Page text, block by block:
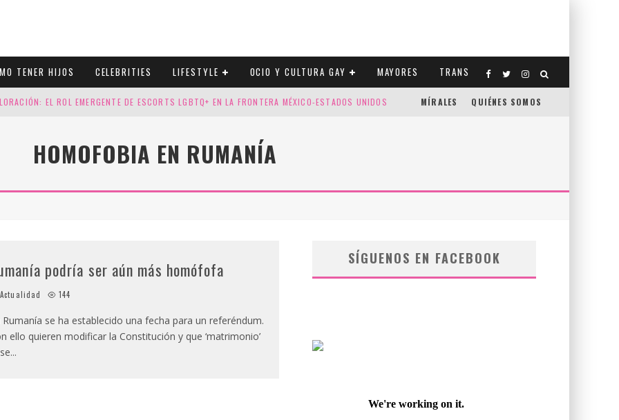
TENER HIJOS CELEBRITIES LIFESTYLE OCIO Y CULTURA GAY MAYORES TRANS
EL ROL EMERGENTE DE ESCORTS LGBTQ+ EN LA FRONTERA MÉXICO-ESTADOS UNIDOS
CUATRO SELLOS QUE HONRAN LA HISTORIA LGTB
MÍRALES QUIÉNES SOMOS
HOMOFOBIA EN RUMANÍA
podría ser aún más homófofa
Actualidad 144
Rumanía se ha establecido una fecha para un referéndum.
ello quieren modificar la Constitución y que ‘matrimonio’
...
SÍGUENOS EN FACEBOOK